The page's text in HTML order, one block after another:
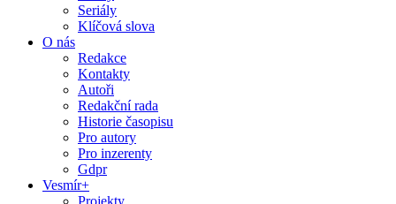
Seriály
Klíčová slova
O nás
Redakce
Kontakty
Autoři
Redakční rada
Historie časopisu
Pro autory
Pro inzerenty
Gdpr
Vesmír+
Projekty